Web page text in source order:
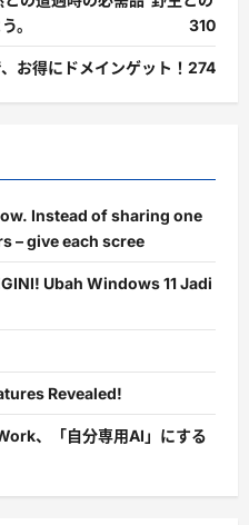
。
310
お得にドメインゲット！ 274
Instead of sharing one
– give each scree
Ubah Windows 11 Jadi
Revealed!
、「自分専用AI」にする